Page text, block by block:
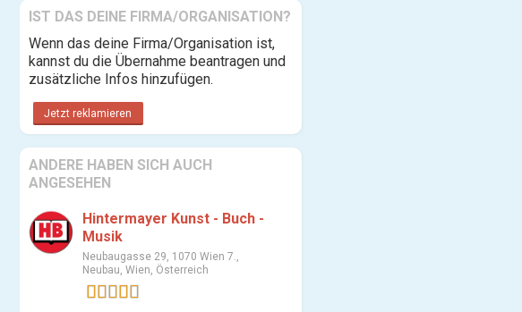
IST DAS DEINE FIRMA/ORGANISATION?
Wenn das deine Firma/Organisation ist,
kannst du die Übernahme beantragen und
zusätzliche Infos hinzufügen.
Jetzt reklamieren
ANDERE HABEN SICH AUCH
ANGESEHEN
Hintermayer Kunst - Buch -
Musik
Neubaugasse 29, 1070 Wien 7.,
Neubau, Wien, Österreich